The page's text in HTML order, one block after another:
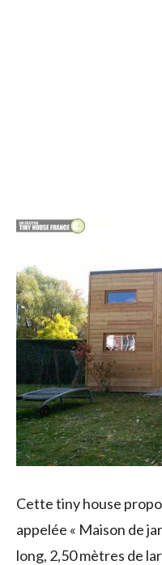
Cette tiny house
appelée « Maison de
long, 2,50 mètres de